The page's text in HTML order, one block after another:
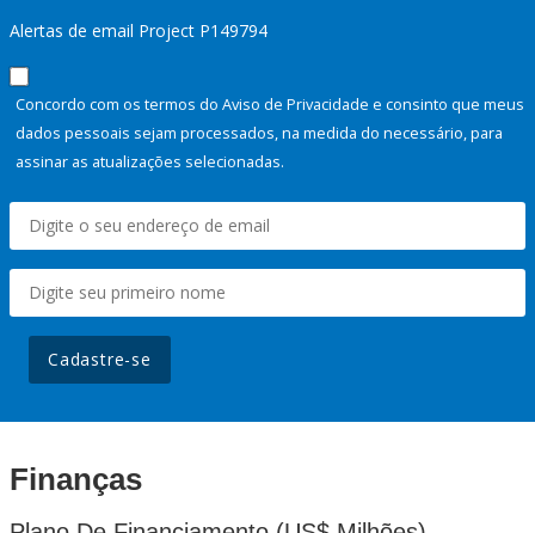
Alertas de email Project P149794
Concordo com os termos do Aviso de Privacidade e consinto que meus
dados pessoais sejam processados, na medida do necessário, para
assinar as atualizações selecionadas.
Cadastre-se
Finanças